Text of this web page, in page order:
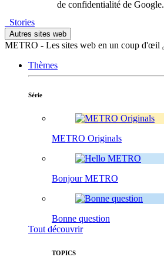
de confidentialité de Google.
Stories
Autres sites web
METRO - Les sites web en un coup d'œil
Thèmes
Série
METRO Originals
Bonjour METRO
Bonne question
Tout découvrir
TOPICS